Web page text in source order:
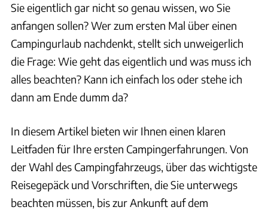
Sie eigentlich gar nicht so genau wissen, wo Sie
anfangen sollen? Wer zum ersten Mal über einen
Campingurlaub nachdenkt, stellt sich unweigerlich
die Frage: Wie geht das eigentlich und was muss ich
alles beachten? Kann ich einfach los oder stehe ich
dann am Ende dumm da?
In diesem Artikel bieten wir Ihnen einen klaren
Leitfaden für Ihre ersten Campingerfahrungen. Von
der Wahl des Campingfahrzeugs, über das wichtigste
Reisegepäck und Vorschriften, die Sie unterwegs
beachten müssen, bis zur Ankunft auf dem